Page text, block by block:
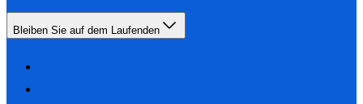
Bleiben Sie auf dem Laufenden